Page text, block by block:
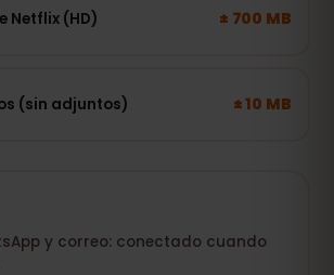
Netflix (HD) ± 700 MB
(sin adjuntos) ± 10 MB
y correo: conectado cuando